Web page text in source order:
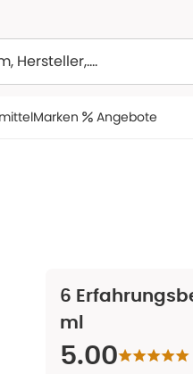
Marken Angebote
6
ml
5.00